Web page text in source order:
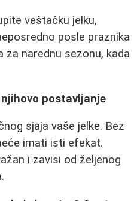
veštačku jelku,
posle praznika
narednu sezonu, kada
postavljanje
sjaja vaše jelke. Bez
imati isti efekat.
i zavisi od željenog